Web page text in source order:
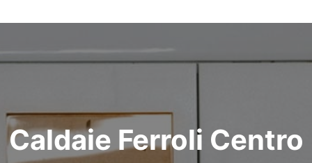
Caldaie Ferroli Centro